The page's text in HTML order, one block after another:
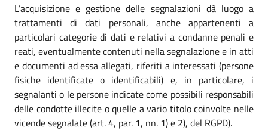
L’acquisizione e gestione delle segnalazioni dà luogo a
trattamenti di dati personali, anche appartenenti a
particolari categorie di dati e relativi a condanne penali e
reati, eventualmente contenuti nella segnalazione e in atti
e documenti ad essa allegati, riferiti a interessati (persone
fisiche identificate o identificabili) e, in particolare, i
segnalanti o le persone indicate come possibili responsabili
delle condotte illecite o quelle a vario titolo coinvolte nelle
vicende segnalate (art. 4, par. 1, nn. 1) e 2), del RGPD).